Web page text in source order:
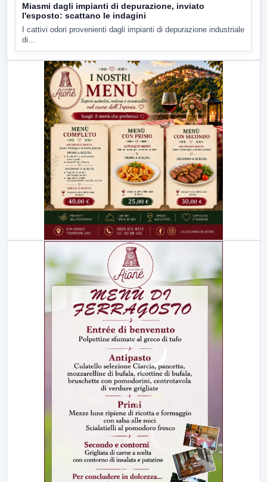
Miasmi dagli impianti di depurazione, inviato
l'esposto: scattano le indagini
I cattivi odori provenienti dagli impianti di depurazione industriale
di...